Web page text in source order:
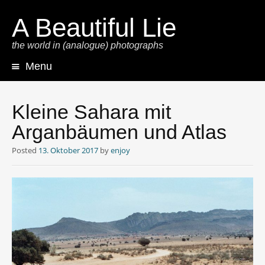
A Beautiful Lie
the world in (analogue) photographs
Menu
content
Kleine Sahara mit
Arganbäumen und Atlas
Posted 13. Oktober 2017 byenjoy